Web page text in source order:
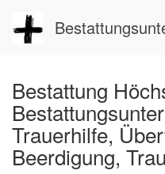
Inhalt
springen
Bestattung
Trauerhilfe,
Beerdigung,